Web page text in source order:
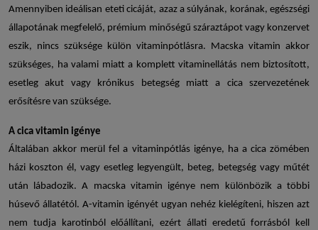
Amennyiben ideálisan eteti cicáját, azaz a súlyának, korának, egészségi
állapotának megfelelő, prémium minőségű száraztápot vagy konzervet
eszik, nincs szüksége külön vitaminpótlásra. Macska vitamin akkor
szükséges, ha valami miatt a komplett vitaminellátás nem biztosított,
esetleg akut vagy krónikus betegség miatt a cica szervezetének
erősítésre van szüksége.
A cica vitamin igénye
Általában akkor merül fel a vitaminpótlás igénye, ha a cica zömében
házi koszton él, vagy esetleg legyengült, beteg, betegség vagy műtét
után lábadozik. A macska vitamin igénye nem különbözik a többi
húsevő állatétól. A-vitamin igényét ugyan nehéz kielégíteni, hiszen azt
nem tudja karotinból előállítani, ezért állati eredetű forrásból kell